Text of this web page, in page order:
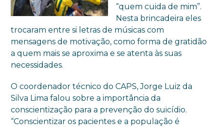
“quem cuida de mim”.
Nesta brincadeira eles
trocaram entre si letras de músicas com
mensagens de motivação, como forma de gratidão
a quem mais se aproxima e se atenta às suas
necessidades.
O coordenador técnico do CAPS, Jorge Luiz da
Silva Lima falou sobre a importância da
conscientização para a prevenção do suicídio.
“Conscientizar os pacientes e a população é